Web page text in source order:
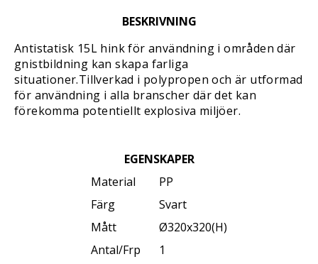
BESKRIVNING
Antistatisk 15L hink för användning i områden där
gnistbildning kan skapa farliga
situationer.Tillverkad i polypropen och är utformad
för användning i alla branscher där det kan
förekomma potentiellt explosiva miljöer.
EGENSKAPER
Material
PP
Färg
Svart
Mått
Ø320x320(H)
Antal/Frp
1